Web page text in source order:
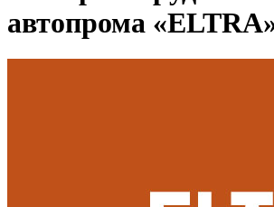
автопрома